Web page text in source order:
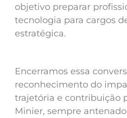
objetivo preparar
tecnologia para cargos
estratégica.
Encerramos essa
reconhecimento do
trajetória e contribuição
Minier, sempre